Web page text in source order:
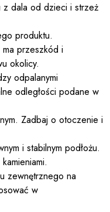
z dala od dzieci i strzeż
produktu.
przeszkód i
okolicy.
odpalanymi
odległości podane w
Zadbaj o otoczenie i
i stabilnym podłożu.
zewnętrznego na
w